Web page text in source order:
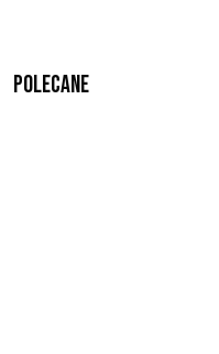
Polecane